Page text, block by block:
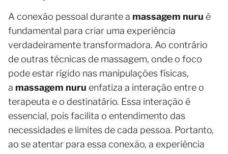
A conexão pessoal durante a massagem nuru é
fundamental para criar uma experiência
verdadeiramente transformadora. Ao contrário
de outras técnicas de massagem, onde o foco
pode estar rígido nas manipulações físicas,
a massagem nuru enfatiza a interação entre o
terapeuta e o destinatário. Essa interação é
essencial, pois facilita o entendimento das
necessidades e limites de cada pessoa. Portanto,
ao se atentar para essa conexão, a experiência